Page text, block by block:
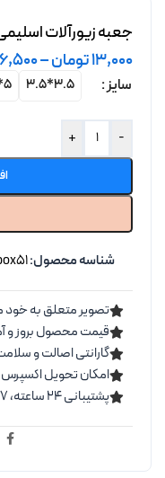
جعبه زیورآلات
13,000تومان–
6,500
سایز 3.5*3.5
5*5
-
+
شناسه محصول:
تصویر متعلق به
قیمت محصول بروز و
گارانتی اصالت و
امکان تحویل اکسپرس
پشتیبانی ۲۴ ساعته، ۷ روز هفته